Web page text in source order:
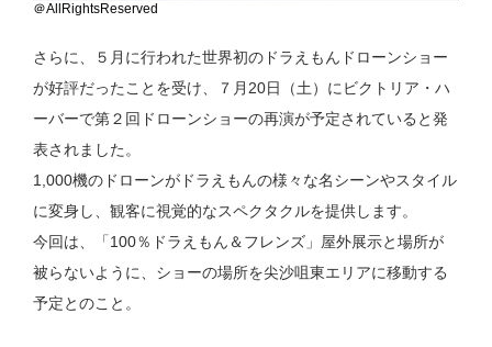
＠AllRightsReserved
さらに、５月に行われた世界初のドラえもんドローンショー
が好評だったことを受け、７月20日（土）にビクトリア・ハ
ーバーで第２回ドローンショーの再演が予定されていると発
表されました。
1,000機のドローンがドラえもんの様々な名シーンやスタイル
に変身し、観客に視覚的なスペクタクルを提供します。
今回は、「100％ドラえもん＆フレンズ」屋外展示と場所が
被らないように、ショーの場所を尖沙咀東エリアに移動する
予定とのこと。